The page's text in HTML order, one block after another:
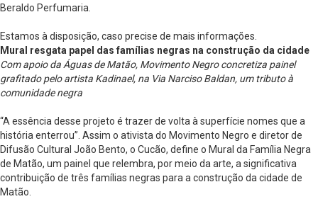
Beraldo Perfumaria.
Estamos à disposição, caso precise de mais informações.
Mural resgata papel das famílias negras na construção da cidade
Com apoio da Águas de Matão, Movimento Negro concretiza painel
grafitado pelo artista Kadinael, na Via Narciso Baldan, um tributo à
comunidade negra
“A essência desse projeto é trazer de volta à superfície nomes que a
história enterrou”. Assim o ativista do Movimento Negro e diretor de
Difusão Cultural João Bento, o Cucão, define o Mural da Família Negra
de Matão, um painel que relembra, por meio da arte, a significativa
contribuição de três famílias negras para a construção da cidade de
Matão.